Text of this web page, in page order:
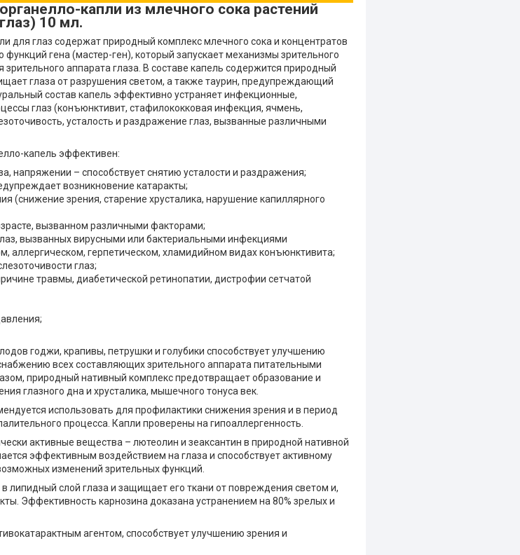
капли из млечного сока растений
10 мл.
для глаз содержат природный комплекс млечного сока и концентратов
гена (мастер-ген), который запускает механизмы зрительного
аппарата глаза. В составе капель содержится природный
глаза от разрушения светом, а также таурин, предупреждающий
состав капель эффективно устраняет инфекционные,
глаз (конъюнктивит, стафилококковая инфекция, ячмень,
усталость и раздражение глаз, вызванные различными
капель эффективен:
напряжении – способствует снятию усталости и раздражения;
возникновение катаракты;
(снижение зрения, старение хрусталика, нарушение капиллярного
вызванном различными факторами;
вызванных вирусными или бактериальными инфекциями
аллергическом, герпетическом, хламидийном видах конъюнктивита;
глаз;
травмы, диабетической ретинопатии, дистрофии сетчатой
годжи, крапивы, петрушки и голубики способствует улучшению
всех составляющих зрительного аппарата питательными
природный нативный комплекс предотвращает образование и
глазного дна и хрусталика, мышечного тонуса век.
использовать для профилактики снижения зрения и в период
процесса. Капли проверены на гипоаллергенность.
активные вещества – лютеолин и зеаксантин в природной нативной
эффективным воздействием на глаза и способствует активному
изменений зрительных функций.
липидный слой глаза и защищает его ткани от повреждения светом и,
Эффективность карнозина доказана устранением на 80% зрелых и
агентом, способствует улучшению зрения и